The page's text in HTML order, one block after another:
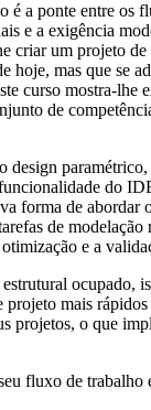
é a ponte entre os
e a exigência
criar um projeto de
hoje, mas que se
curso mostra-lhe
de
design paramétrico,
do
forma de abordar
de modelação
e a
ocupado,
projeto mais
projetos, o que
fluxo de trabalho